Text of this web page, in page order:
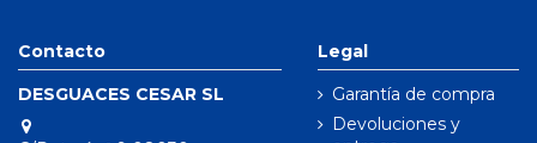
Contacto
DESGUACES CESAR SL
Legal
Garantía de compra
Devoluciones y